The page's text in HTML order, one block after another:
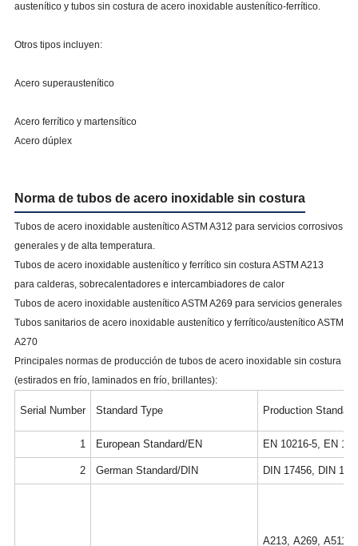
austenítico y tubos sin costura de acero inoxidable austenítico-ferrítico.
Otros tipos incluyen:
Acero superaustenítico
Acero ferrítico y martensítico
Acero dúplex
Norma de tubos de acero inoxidable sin costura
Tubos de acero inoxidable austenítico ASTM A312 para servicios corrosivos
generales y de alta temperatura.
Tubos de acero inoxidable austenítico y ferrítico sin costura ASTM A213
para calderas, sobrecalentadores e intercambiadores de calor
Tubos de acero inoxidable austenítico ASTM A269 para servicios generales
Tubos sanitarios de acero inoxidable austenítico y ferrítico/austenítico ASTM
A270
Principales normas de producción de tubos de acero inoxidable sin costura
(estirados en frío, laminados en frío, brillantes):
Serial Number Standard Type Production
1 European Standard/EN EN 10216-5, EN
2 German Standard/DIN DIN 17456, DIN
A213, A269, A511,